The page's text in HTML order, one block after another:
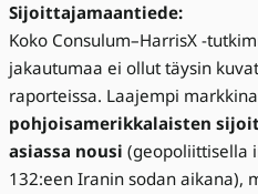
Sijoittajamaantiede:
Koko Consulum–HarrisX -
jakautumaa ei ollut täysin
raporteissa. Laajempi
pohjoisamerikkalaisten
asiassa nousi (geopoliittisella
132:een Iranin sodan aikana),